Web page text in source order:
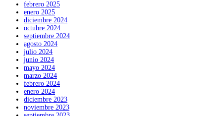
febrero 2025
enero 2025
diciembre 2024
octubre 2024
septiembre 2024
agosto 2024
julio 2024
junio 2024
mayo 2024
marzo 2024
febrero 2024
enero 2024
diciembre 2023
noviembre 2023